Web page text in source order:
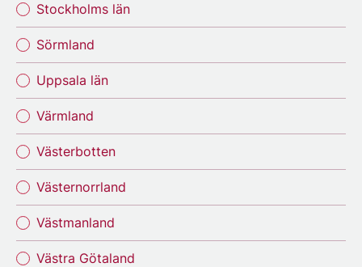
Stockholms län
Sörmland
Uppsala län
Värmland
Västerbotten
Västernorrland
Västmanland
Västra Götaland